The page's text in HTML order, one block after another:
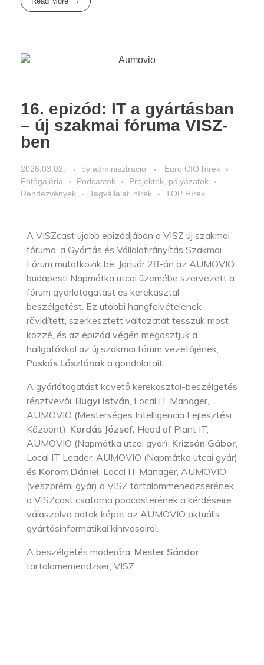
16. epizód: IT a gyártásban
– új szakmai fóruma VISZ-
ben
2026.03.02. by adminisztracio
Euro CIO hírek
Fotógaléria
Podcastok
Projektek, pályázatok
Rendezvények
Tagvállalati hírek TOP Hírek
A VISZcast újabb epizódjában a VISZ új szakmai
fóruma, a Gyártás és Vállalatirányítás Szakmai
Fórum mutatkozik be. Január 28-án az AUMOVIO
budapesti Napmátka utcai üzemébe szervezett a
fórum gyárlátogatást és kerekasztal-
beszélgetést. Ez utóbbi hangfelvételének
rövidített, szerkesztett változatát tesszük most
közzé, és az epizód végén megosztjuk a
hallgatókkal az új szakmai fórum vezetőjének,
Puskás Lászlónak a gondolatait.
A gyárlátogatást követő kerekasztal-beszélgetés
résztvevői, Bugyi István , Local IT Manager,
AUMOVIO (Mesterséges Intelligencia Fejlesztési
Központ). Kordás József, Head of Plant IT,
AUMOVIO (Napmátka utcai gyár), Krizsán Gábor
Local IT Leader, AUMOVIO (Napmátka utcai gyár)
és Korom Dániel , Local IT Manager, AUMOVIO
(veszprémi gyár) a VISZ tartalommenedzserének,
a VISZcast csatorna podcasterének a kérdéseire
válaszolva adtak képet az AUMOVIO aktuális
gyártásinformatikai kihívásairól.
A beszélgetés moderára: Mester Sándor
tartalomemendzser, VISZ